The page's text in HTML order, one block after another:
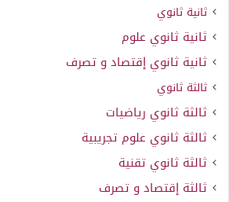
ثانية ثانوي
ثانية ثانوي علوم
ثانية ثانوي إقتصاد و تصرف
ثالثة ثانوي
ثالثة ثانوي رياضيات
ثالثة ثانوي علوم تجريبية
ثالثة ثانوي تقنية
ثالثة إقتصاد و تصرف